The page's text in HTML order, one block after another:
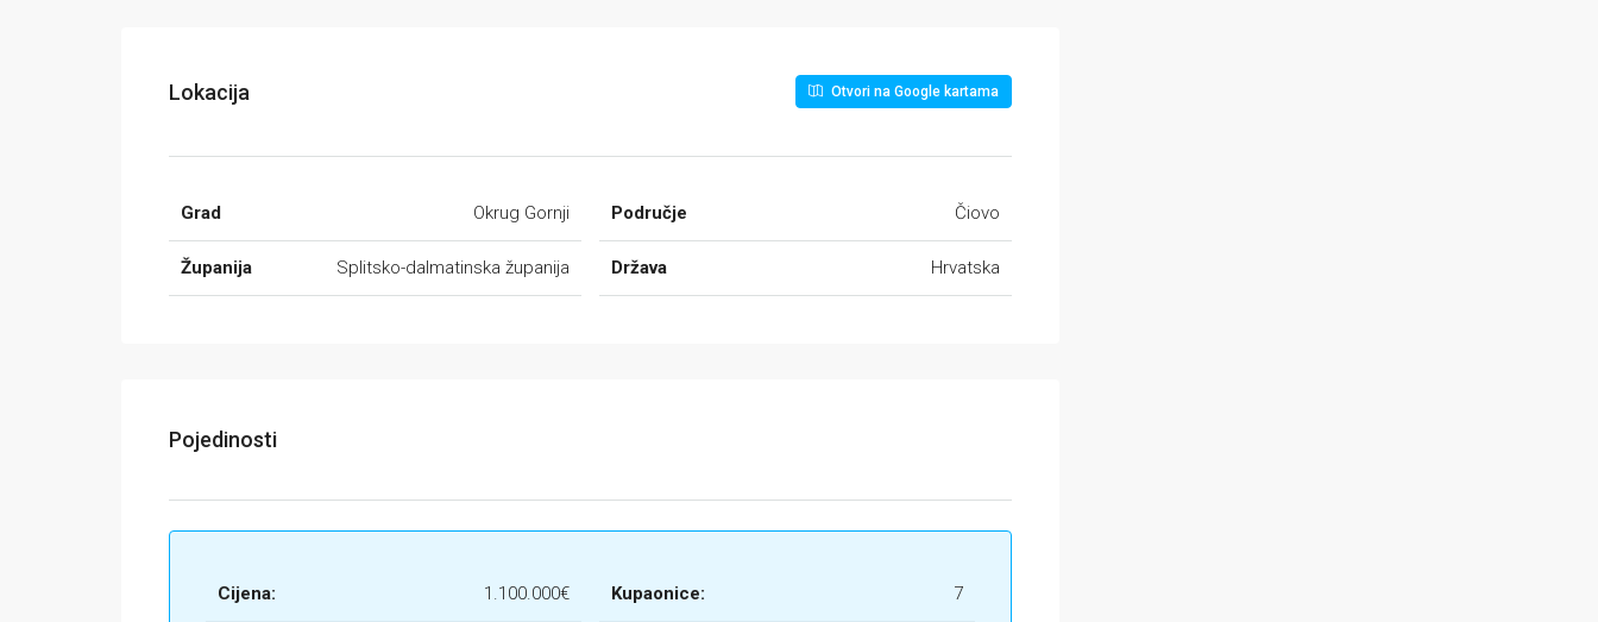
Lokacija Otvori na Google kartama
Grad Okrug Gornji
Županija Splitsko-dalmatinska županija
Područje Čiovo
Država Hrvatska
Pojedinosti
Cijena: 1.100.000€ Kupaonice: 7